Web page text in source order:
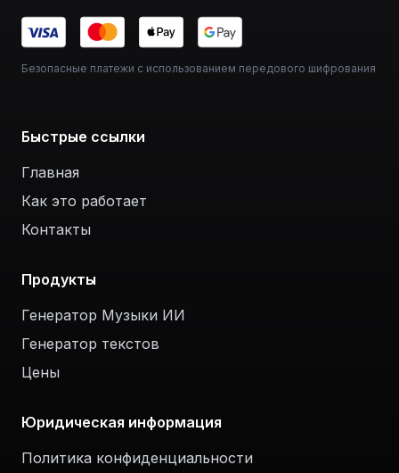
Безопасные платежи с использованием передового шифрования
Быстрые ссылки
Главная
Как это работает
Контакты
Продукты
Генератор Музыки ИИ
Генератор текстов
Цены
Юридическая информация
Политика конфиденциальности